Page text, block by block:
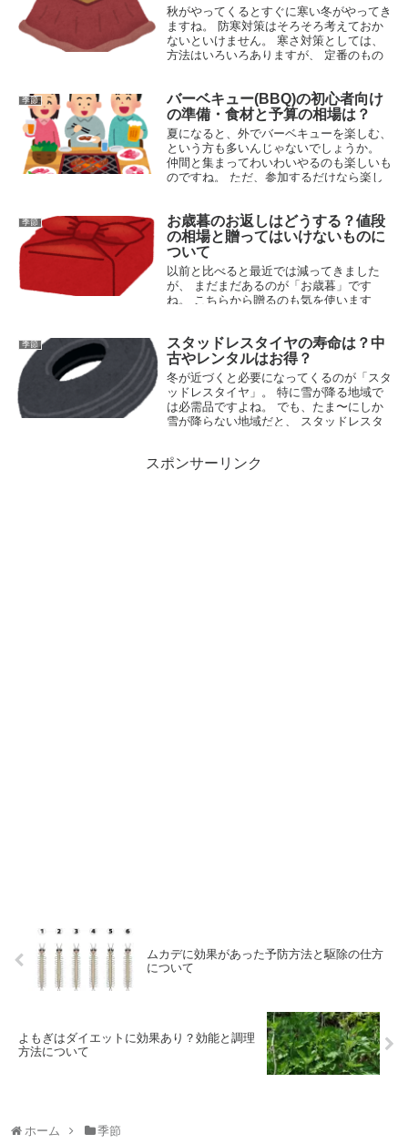
秋がやってくるとすぐに寒い冬がやってき
ますね。 防寒対策はそろそろ考えておか
ないといけません。 寒さ対策としては、
方法はいろいろありますが、 定番のもの
2015.10.09
季節
バーベキュー(BBQ)の初心者向け
の準備・食材と予算の相場は？
夏になると、外でバーベキューを楽しむ、
という方も多いんじゃないでしょうか。
仲間と集まってわいわいやるのも楽しいも
のですね。 ただ、参加するだけなら楽し
2015.05.27
季節
お歳暮のお返しはどうする？値段
の相場と贈ってはいけないものに
ついて
以前と比べると最近では減ってきました
が、 まだまだあるのが「お歳暮」です
ね。 こちらから贈るのも気を使います
ね。 お返しはするべきなのか？ お返し
す...
季節
スタッドレスタイヤの寿命は？中
古やレンタルはお得？
冬が近づくと必要になってくるのが「スタ
ッドレスタイヤ」。 特に雪が降る地域で
は必需品ですよね。 でも、たま〜にしか
雪が降らない地域だと、 スタッドレスタ
か...
スポンサーリンク
ムカデに効果があった予防方法と駆除の仕方
について
よもぎはダイエットに効果あり？効能と調理
方法について
ホーム 季節